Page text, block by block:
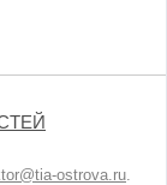
ostrova.ru.